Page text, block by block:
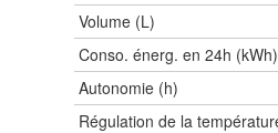
Volume (L)
Conso. énerg. en 24h (kWh)
Autonomie (h)
Régulation de la